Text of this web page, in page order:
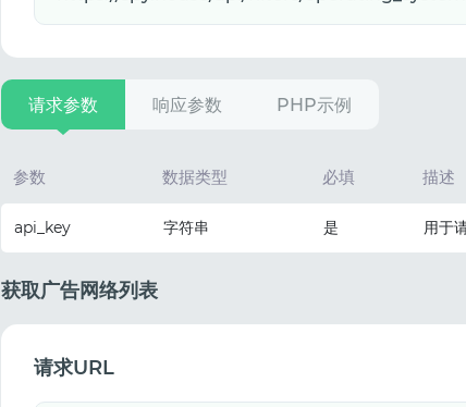
请求参数 响应参数 PHP示例
参数 数据类型 必填 描述
api_key 字符串 是 用于
获取广告网络列表
请求URL